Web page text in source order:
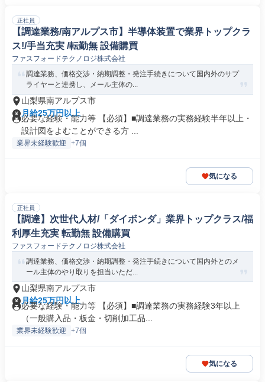
正社員
【調達業務/南アルプス市】半導体装置で業界トップクラ
ス!/手当充実 /転勤無 設備購買
ファスフォードテクノロジ株式会社
調達業務、価格交渉・納期調整・発注手続きについて国内外のサプ
ライヤーと連携し、メール主体の...
山梨県南アルプス市
月給25万円以上
必要な経験・能力等 【必須】■調達業務の実務経験半年以上・
設計図をよむことができる方 ...
業界未経験歓迎 +7個
気になる
正社員
【調達】次世代人材/「ダイボンダ」業界トップクラス/福
利厚生充実 転勤無 設備購買
ファスフォードテクノロジ株式会社
調達業務、価格交渉・納期調整・発注手続きについて国内外とのメ
ール主体のやり取りを担当いただ...
山梨県南アルプス市
月給25万円以上
必要な経験・能力等 【必須】■調達業務の実務経験3年以上
（一般購入品・板金・切削加工品...
業界未経験歓迎 +7個
気になる